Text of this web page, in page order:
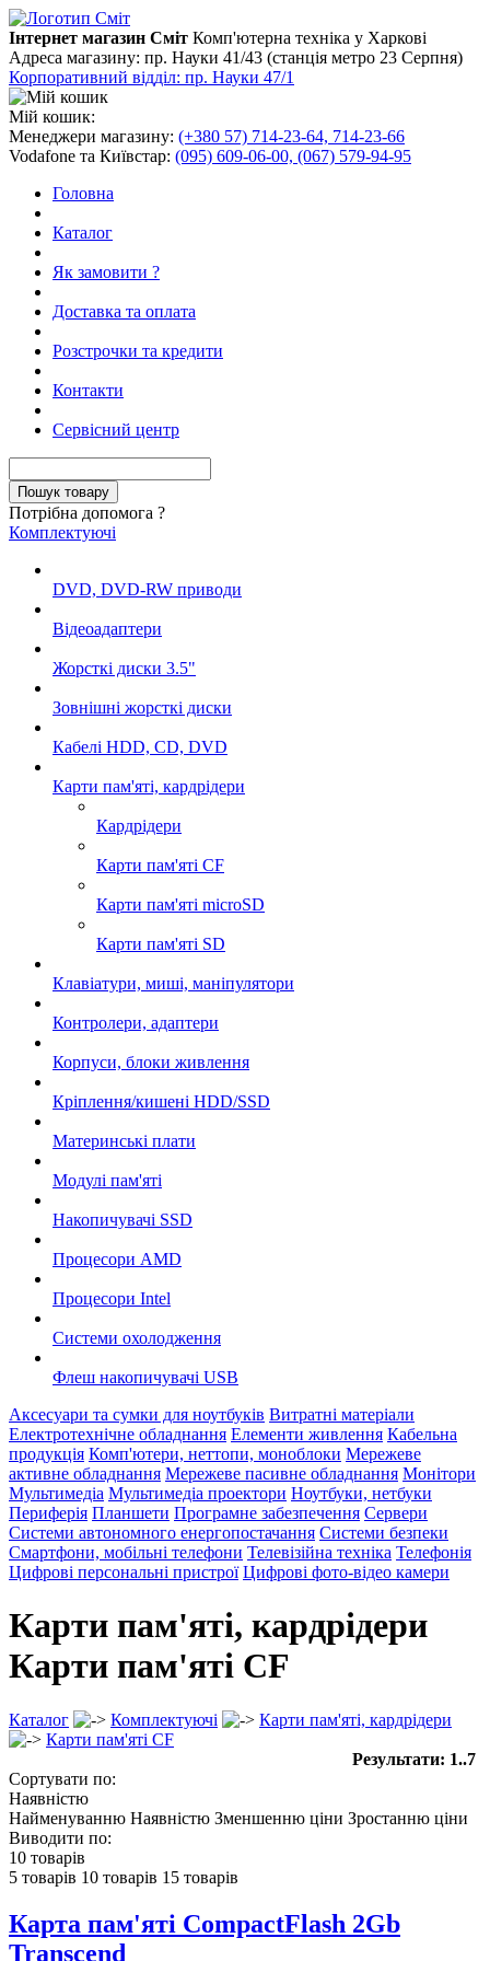
Інтернет магазин Сміт Комп'ютерна техніка у Харкові
Адреса магазину: пр. Науки 41/43 (станція метро 23 Серпня)
Корпоративний відділ: пр. Науки 47/1
Мій кошик:
Менеджери магазину: (+380 57) 714-23-64, 714-23-66
Vodafone та Київстар: (095) 609-06-00, (067) 579-94-95
Головна
Каталог
Як замовити ?
Доставка та оплата
Розстрочки та кредити
Контакти
Сервісний центр
Потрібна допомога ?
Комплектуючі
DVD, DVD-RW приводи
Відеоадаптери
Жорсткі диски 3.5"
Зовнішні жорсткі диски
Кабелі HDD, CD, DVD
Карти пам'яті, кардрідери
Кардрідери
Карти пам'яті CF
Карти пам'яті microSD
Карти пам'яті SD
Клавіатури, миші, маніпулятори
Контролери, адаптери
Корпуси, блоки живлення
Кріплення/кишені HDD/SSD
Материнські плати
Модулі пам'яті
Накопичувачі SSD
Процесори AMD
Процесори Intel
Системи охолодження
Флеш накопичувачі USB
Аксесуари та сумки для ноутбуків Витратні матеріали
Електротехнічне обладнання Елементи живлення Кабельна
продукція Комп'ютери, неттопи, моноблоки Мережеве
активне обладнання Мережеве пасивне обладнання Монітори
Мультимедіа Мультимедіа проектори Ноутбуки, нетбуки
Периферія Планшети Програмне забезпечення Сервери
Системи автономного енергопостачання Системи безпеки
Смартфони, мобільні телефони Телевізійна техніка Телефонія
Цифрові персональні пристрої Цифрові фото-відео камери
Карти пам'яті, кардрідери
Карти пам'яті CF
Каталог Комплектуючі
Карти пам'яті, кардрідери
Карти пам'яті CF
Результати: 1..7
Сортувати по:
Наявністю
Найменуванню Наявністю Зменшенню ціни Зростанню ціни
Виводити по:
10 товарів
5 товарів 10 товарів 15 товарів
Карта пам'яті CompactFlash 2Gb
Transcend